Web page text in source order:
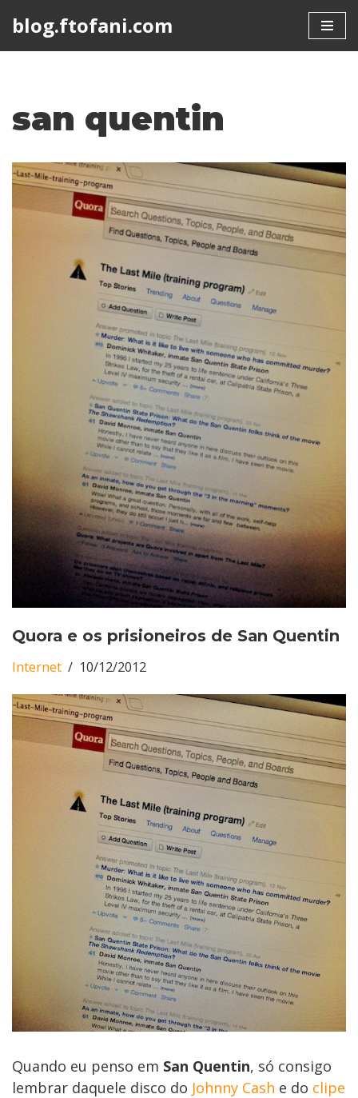
blog.ftofani.com
san quentin
Quora e os prisioneiros de San Quentin
Internet 10/12/2012
Quando eu penso em San Quentin, só consigo
lembrar daquele disco do Johnny Cash e do clipe